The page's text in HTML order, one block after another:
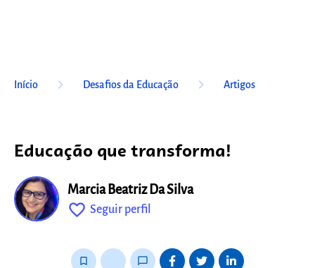
Início keyboard_arrow_right Desafios da Educação keyboard_arrow_right Artigos
Educação que transforma!
Marcia Beatriz Da Silva
favorite_outline Seguir perfil
bookmark_border chat_bubble_outline